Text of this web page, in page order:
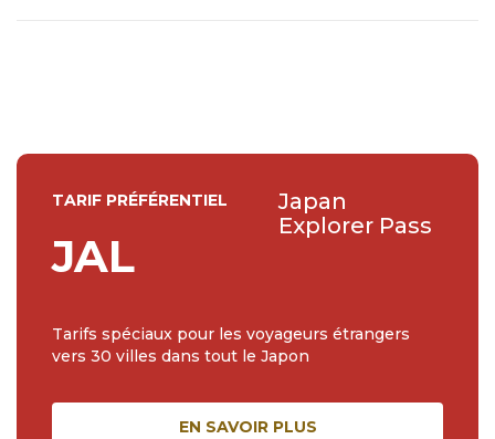
TARIF PRÉFÉRENTIEL
JAL
Japan
Explorer Pass
Tarifs spéciaux pour les voyageurs étrangers
vers 30 villes dans tout le Japon
EN SAVOIR PLUS